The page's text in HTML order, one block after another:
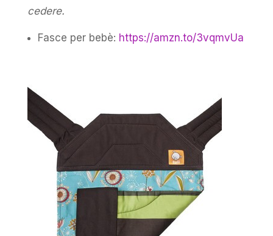
cedere.
Fasce per bebè: https://amzn.to/3vqmvUa